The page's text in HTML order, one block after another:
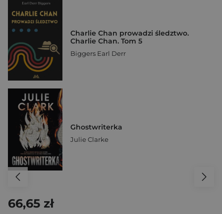
Charlie Chan prowadzi śledztwo.
Charlie Chan. Tom 5
Biggers Earl Derr
Ghostwriterka
Julie Clarke
66,65 zł